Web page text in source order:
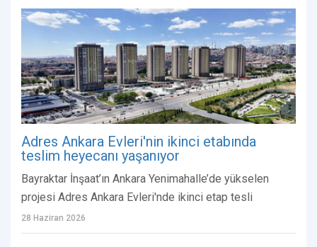
Adres Ankara Evleri'nin ikinci etabında
teslim heyecanı yaşanıyor
Bayraktar İnşaat’ın Ankara Yenimahalle’de yükselen
projesi Adres Ankara Evleri'nde ikinci etap tesli
28 Haziran 2026